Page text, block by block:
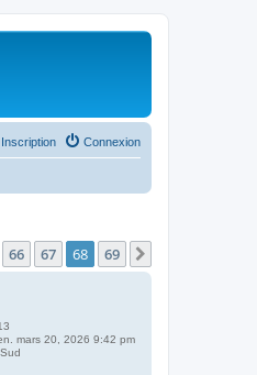
Connexion
Inscription
66 67 68 69
mars 20, 2026 9:42 pm
Sud